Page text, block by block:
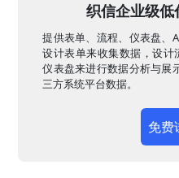
织信企业级低
提供表单、流程、仪表盘、
设计表单来收集数据，设
仪表盘来进行数据分析与展
三方系统平台数据。
免费